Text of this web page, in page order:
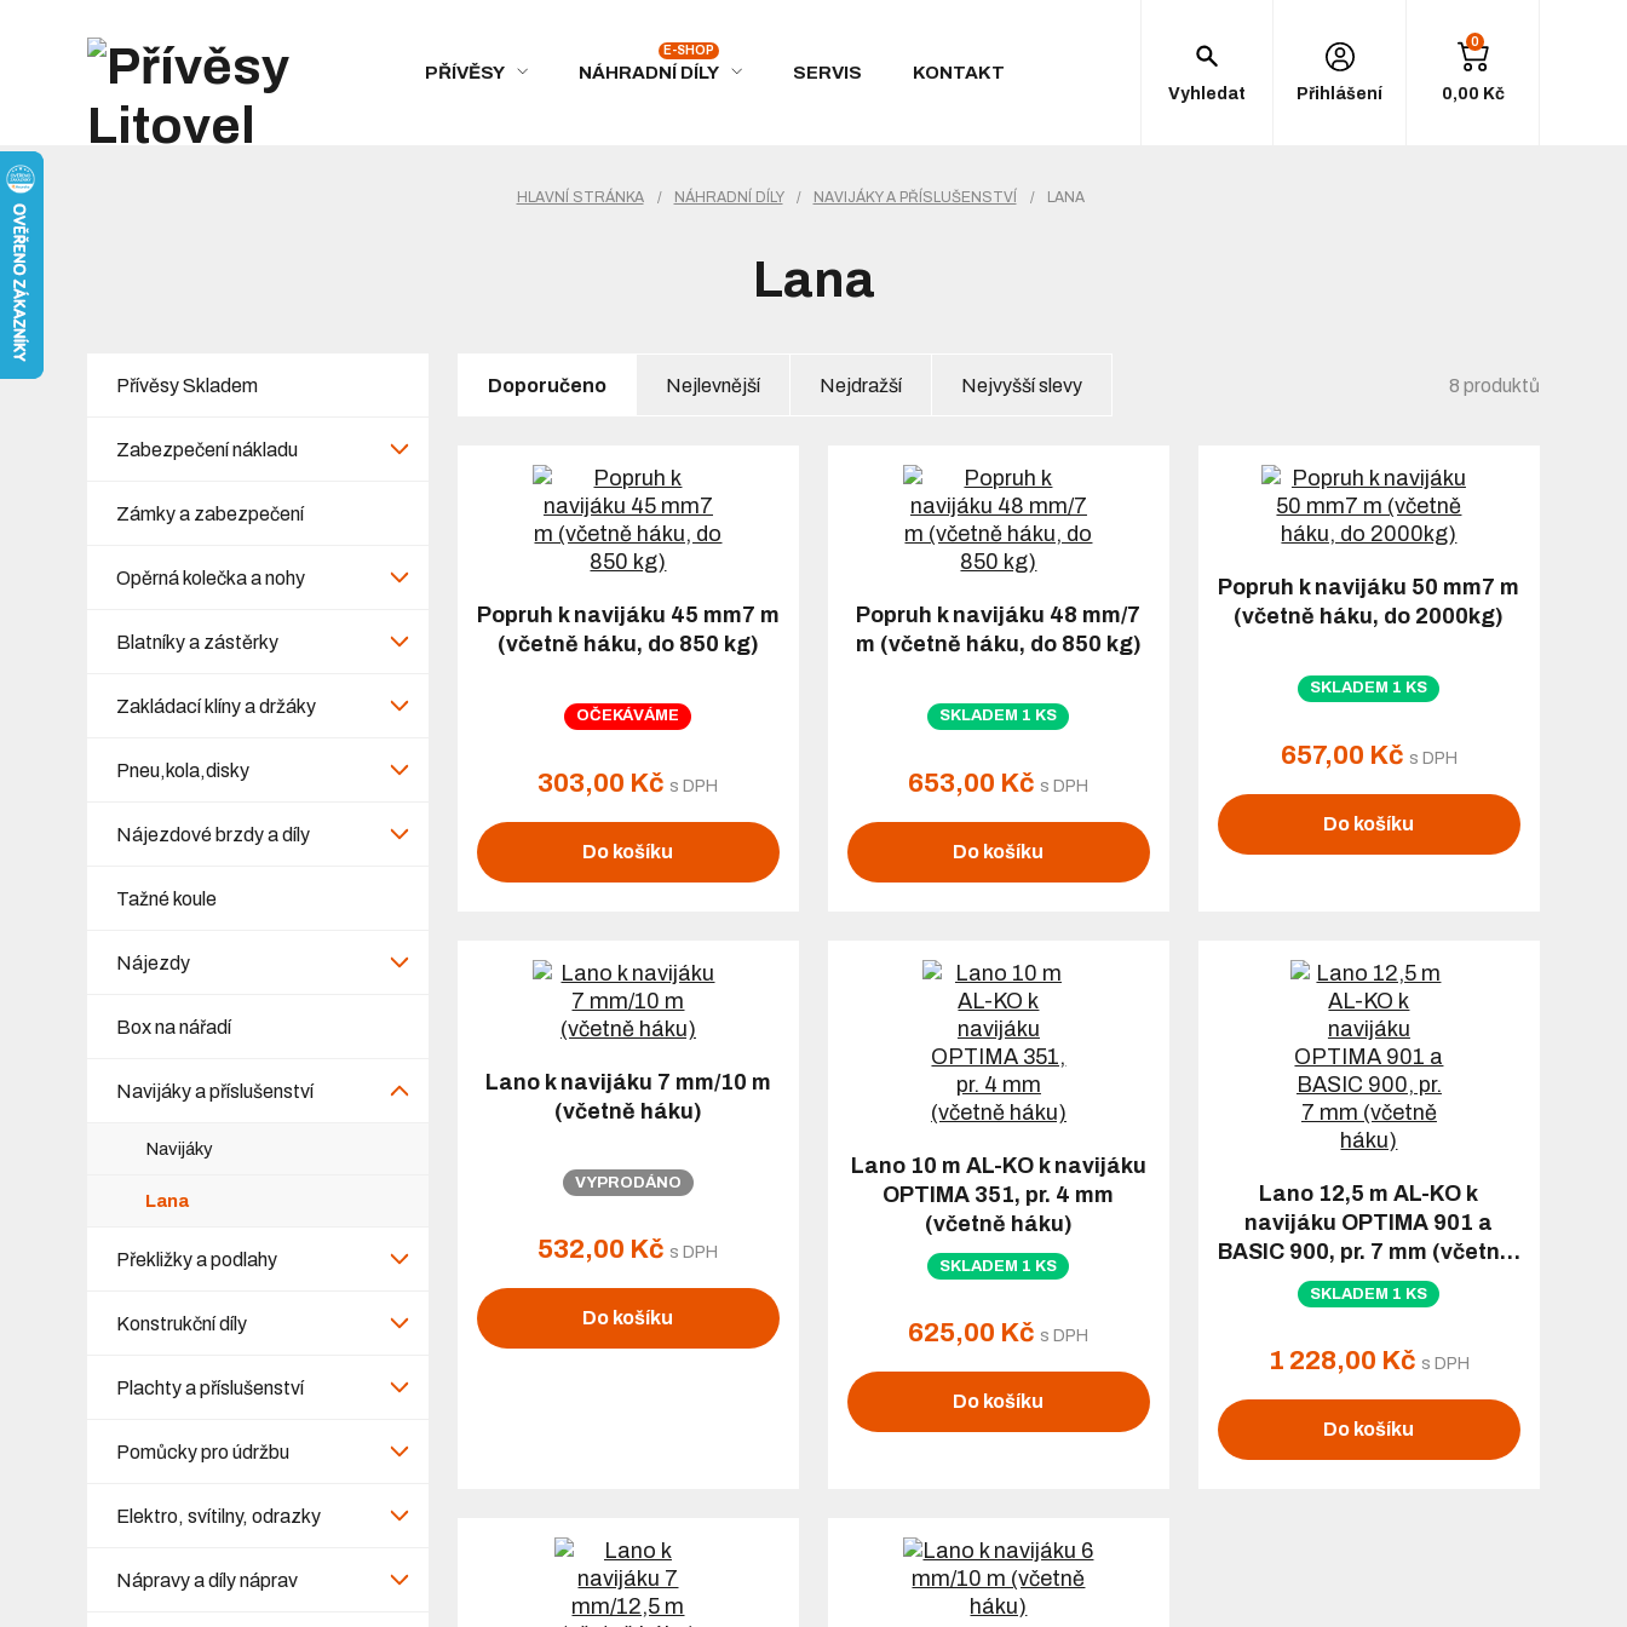
PŘÍVĚSY NÁHRADNÍ DÍLY SERVIS KONTAKT
Vyhledat Přihlášení
0
0,00 Kč
HLAVNÍ STRÁNKA / NÁHRADNÍ DÍLY / NAVIJÁKY A PŘÍSLUŠENSTVÍ / LANA
Lana
Přívěsy Skladem
Zabezpečení nákladu
Zámky a zabezpečení
Opěrná kolečka a nohy
Blatníky a zástěrky
Zakládací klíny a držáky
Pneu,kola,disky
Nájezdové brzdy a díly
Tažné koule
Nájezdy
Box na nářadí
Navijáky a příslušenství
Navijáky
Lana
Překližky a podlahy
Konstrukční díly
Plachty a příslušenství
Pomůcky pro údržbu
Elektro, svítilny, odrazky
Nápravy a díly náprav
Doporučeno Nejlevnější Nejdražší Nejvyšší slevy 8 produktů
Popruh k navijáku 45 mm7 m
(včetně háku, do 850 kg)
OČEKÁVÁME
303,00 Kč s DPH
Do košíku
Popruh k navijáku 48 mm/7
m (včetně háku, do 850 kg)
SKLADEM 1 KS
653,00 Kč s DPH
Do košíku
Popruh k navijáku 50 mm7 m
(včetně háku, do 2000kg)
SKLADEM 1 KS
657,00 Kč s DPH
Do košíku
Lano k navijáku 7 mm/10 m
(včetně háku)
VYPRODÁNO
532,00 Kč s DPH
Do košíku
Lano 10 m AL-KO k navijáku
OPTIMA 351, pr. 4 mm
(včetně háku)
SKLADEM 1 KS
625,00 Kč s DPH
Do košíku
Lano 12,5 m AL-KO k
navijáku OPTIMA 901 a
BASIC 900, pr. 7 mm (včetn…
SKLADEM 1 KS
1 228,00 Kč s DPH
Do košíku